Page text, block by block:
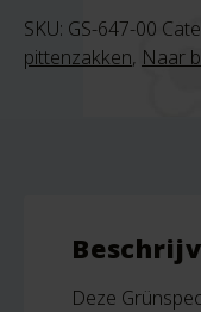
SKU: GS-647-00
pittenzakken, Naar
Deze